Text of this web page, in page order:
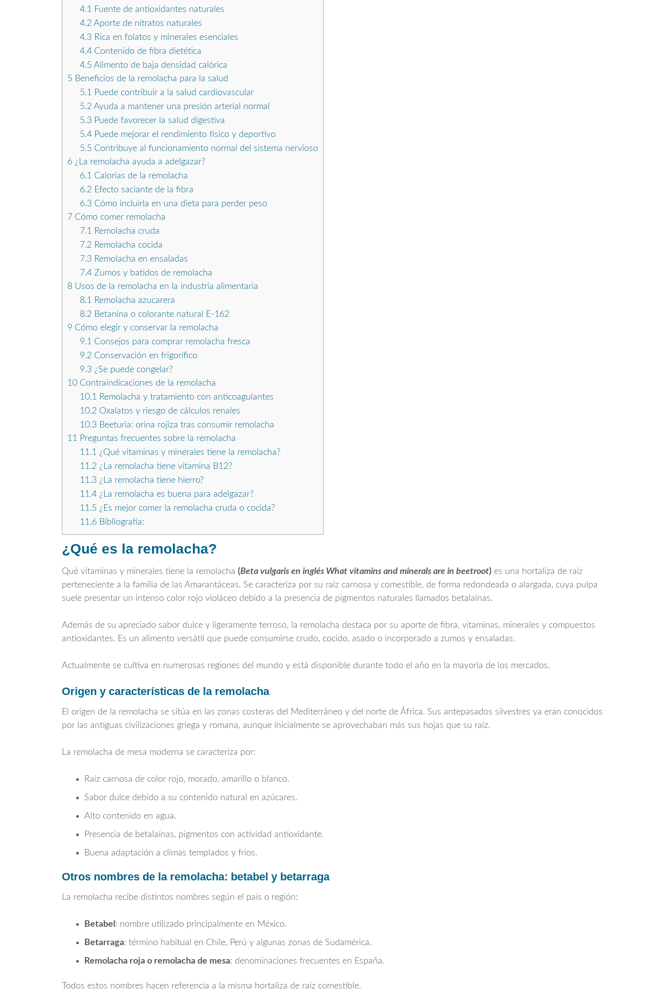
4.1
Fuente de antioxidantes naturales
4.2 Aporte de nitratos naturales
4.3Rica en folatos y minerales esenciales
4.4Contenido de fibra dietética
4.5 Alimento de baja densidad calórica
5 Beneficios de la remolacha para la salud
5.1
Puede contribuir a la salud cardiovascular
5.2 Ayuda a mantener una presión arterial normal
5.3Puede favorecer la salud digestiva
5.4Puede mejorar el rendimiento físico y deportivo
5.5 Contribuye al funcionamiento normal del sistema nervioso
6 ¿La remolacha ayuda a adelgazar?
6.1 Calorías de la remolacha
6.2 Efecto saciante de la fibra
6.3Cómo incluirla en una dieta para perder peso
7 Cómo comer remolacha
7.1
Remolacha cruda
7.2 Remolacha cocida
7.3Remolacha en ensaladas
7.4Zumos y batidos de remolacha
8 Usos de la remolacha en la industria alimentaria
8.1
Remolacha azucarera
8.2 Betanina o colorante natural E-162
9 Cómo elegir y conservar la remolacha
9.1 Consejos para comprar remolacha fresca
9.2 Conservación en frigorífico
9.3¿Se puede congelar?
10 Contraindicaciones de la remolacha
10.1
Remolacha y tratamiento con anticoagulantes
10.2 Oxalatos y riesgo de cálculos renales
10.3Beeturia: orina rojiza tras consumir remolacha
11
Preguntas frecuentes sobre la remolacha
11.1 ¿Qué vitaminas y minerales tiene la remolacha?
11.2 ¿La remolacha tiene vitamina B12?
11.3¿La remolacha tiene hierro?
11.4¿La remolacha es buena para adelgazar?
11.5 ¿Es mejor comer la remolacha cruda o cocida?
11.6Bibliografía:
¿Qué es la remolacha?
Qué vitaminas y minerales tiene la remolacha (Beta vulgaris en inglés What vitamins and minerals are in beetroot) es una hortaliza de raíz
perteneciente a la familia de las Amarantáceas. Se caracteriza por su raíz carnosa y comestible, de forma redondeada o alargada, cuya pulpa
suele presentar un intenso color rojo violáceo debido a la presencia de pigmentos naturales llamados betalaínas.
Además de su apreciado sabor dulce y ligeramente terroso, la remolacha destaca por su aporte de fibra, vitaminas, minerales y compuestos
antioxidantes. Es un alimento versátil que puede consumirse crudo, cocido, asado o incorporado a zumos y ensaladas.
Actualmente se cultiva en numerosas regiones del mundo y está disponible durante todo el año en la mayoría de los mercados.
Origen y características de la remolacha
El origen de la remolacha se sitúa en las zonas costeras del Mediterráneo y del norte de África. Sus antepasados silvestres ya eran conocidos
por las antiguas civilizaciones griega y romana, aunque inicialmente se aprovechaban más sus hojas que su raíz.
La remolacha de mesa moderna se caracteriza por:
Raíz carnosa de color rojo, morado, amarillo o blanco.
Sabor dulce debido a su contenido natural en azúcares.
Alto contenido en agua.
Presencia de betalaínas, pigmentos con actividad antioxidante.
Buena adaptación a climas templados y fríos.
Otros nombres de la remolacha: betabel y betarraga
La remolacha recibe distintos nombres según el país o región:
Betabel : nombre utilizado principalmente en México.
Betarraga: término habitual en Chile, Perú y algunas zonas de Sudamérica.
Remolacha roja o remolacha de mesa: denominaciones frecuentes en España.
Todos estos nombres hacen referencia a la misma hortaliza de raíz comestible.